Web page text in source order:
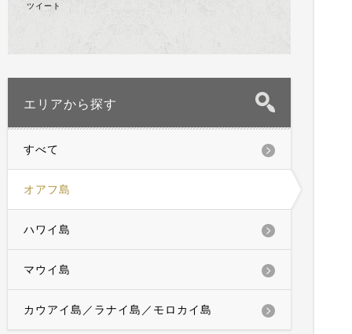
ツイート
エリアから探す
すべて
オアフ島
ハワイ島
マウイ島
カウアイ島／ラナイ島／モロカイ島